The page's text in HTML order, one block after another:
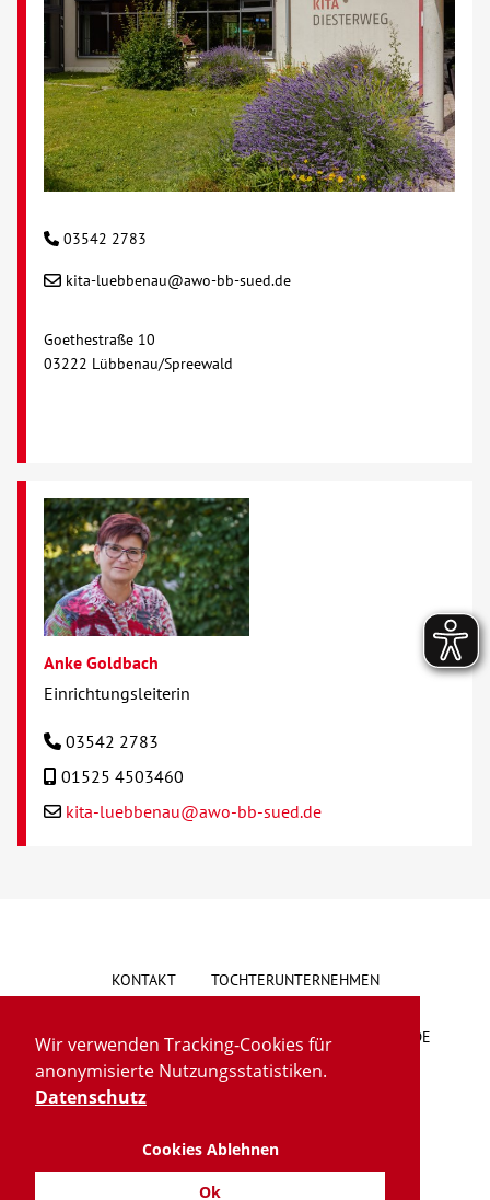
Wir verwenden Tracking-Cookies für
anonymisierte Nutzungsstatistiken.
Datenschutz
Cookies Ablehnen
Ok
03542 2783
kita-luebbenau@awo-bb-sued.de
Goethestraße 10
03222 Lübbenau/Spreewald
Anke Goldbach
Einrichtungsleiterin
03542 2783
01525 4503460
kita-luebbenau@awo-bb-sued.de
KONTAKT TOCHTERUNTERNEHMEN
HINWEISGEBERSYSTEM VORSCHLAG/BESCHWERDE
LIEFERKETTENGESETZ
IMPRESSUM DATENSCHUTZ